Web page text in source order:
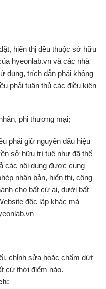
hiển thị đều thuộc sở hữu
hyeonlab.vn và các nhà
dụng, trích dẫn phải không
phải tuân thủ các điều kiện
phi thương mại;
phải giữ nguyên dấu hiệu
sở hữu trí tuệ như đã thể
các nội dung được cung
nhân bản, hiển thị, công
cho bất cứ ai, dưới bất
độc lập khác mà
chỉnh sửa hoặc chấm dứt
cứ thời điểm nào.